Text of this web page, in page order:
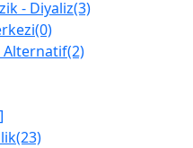
- Diyaliz(3)
Alternatif(2)